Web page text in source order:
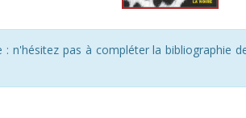
n'hésitez pas à compléter la bibliographie